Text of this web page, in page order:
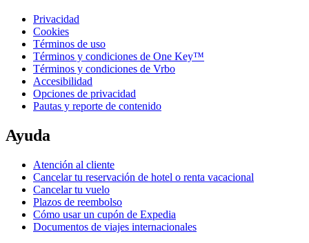
Privacidad
Cookies
Términos de uso
Términos y condiciones de One Key™
Términos y condiciones de Vrbo
Accesibilidad
Opciones de privacidad
Pautas y reporte de contenido
Ayuda
Atención al cliente
Cancelar tu reservación de hotel o renta vacacional
Cancelar tu vuelo
Plazos de reembolso
Cómo usar un cupón de Expedia
Documentos de viajes internacionales